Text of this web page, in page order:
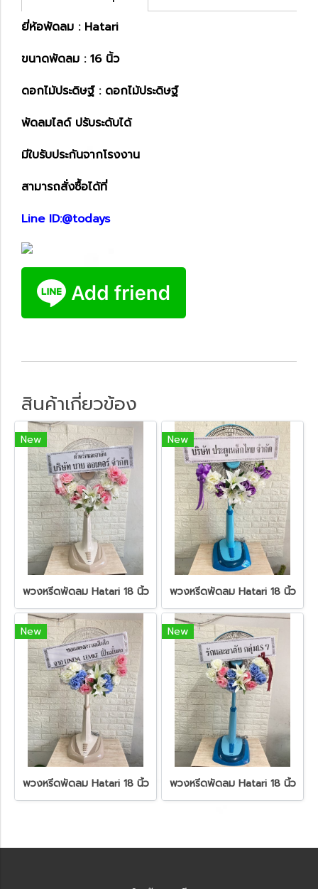
ยี่ห้อพัดลม : Hatari
ขนาดพัดลม : 16 นิ้ว
ดอกไม้ประดิษฐ์ : ดอกไม้ประดิษฐ์
พัดลมไลด์ ปรับระดับได้
มีใบรับประกันจากโรงงาน
สามารถสั่งซื้อได้ที่
Line ID:@todays
สินค้าเกี่ยวข้อง
New
พวงหรีดพัดลม Hatari 18 นิ้ว
New
พวงหรีดพัดลม Hatari 18 นิ้ว
New
พวงหรีดพัดลม Hatari 18 นิ้ว
New
พวงหรีดพัดลม Hatari 18 นิ้ว